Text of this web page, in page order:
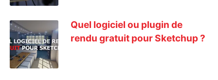
Quel logiciel ou plugin de
rendu gratuit pour Sketchup ?